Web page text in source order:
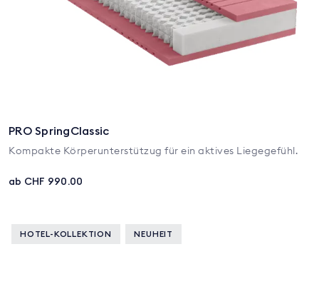
PRO SpringClassic
Kompakte Körperunterstützug für ein aktives Liegegefühl.
ab CHF 990.00
HOTEL-KOLLEKTION NEUHEIT